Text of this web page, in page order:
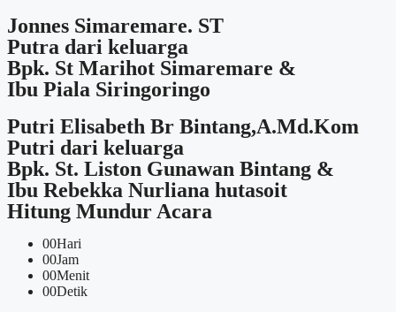
Jonnes Simaremare. ST
Putra dari keluarga
Bpk. St Marihot Simaremare &
Ibu Piala Siringoringo
Putri Elisabeth Br Bintang,A.Md.Kom
Putri dari keluarga
Bpk. St. Liston Gunawan Bintang &
Ibu Rebekka Nurliana hutasoit
Hitung Mundur Acara
00Hari
00Jam
00Menit
00Detik